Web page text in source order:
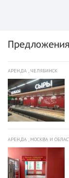
Предложения
АРЕНДА , ЧЕЛЯБИНСК
АРЕНДА , МОСКВА И